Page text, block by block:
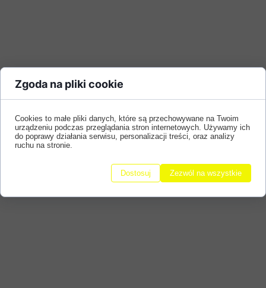
Zgoda na pliki cookie
Cookies to małe pliki danych, które są przechowywane na Twoim
urządzeniu podczas przeglądania stron internetowych. Używamy ich
do poprawy działania serwisu, personalizacji treści, oraz analizy
ruchu na stronie.
Dostosuj Zezwól na wszystkie